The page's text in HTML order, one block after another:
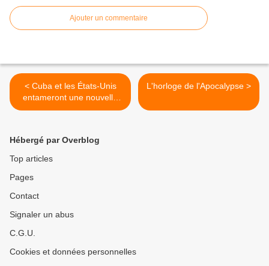
Ajouter un commentaire
< Cuba et les États-Unis
entameront une nouvelle
série de discussions
L'horloge de l'Apocalypse >
Hébergé par Overblog
Top articles
Pages
Contact
Signaler un abus
C.G.U.
Cookies et données personnelles